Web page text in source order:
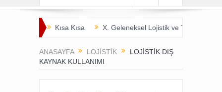
Kısa Kısa X. Geleneksel Lojistik ve Ticaret
İnsan Hayatını Kurtarmak Tarladan Çatala
ANASAYFA LOJISTIK
LOJISTIK DIŞ
KAYNAK KULLANIMI